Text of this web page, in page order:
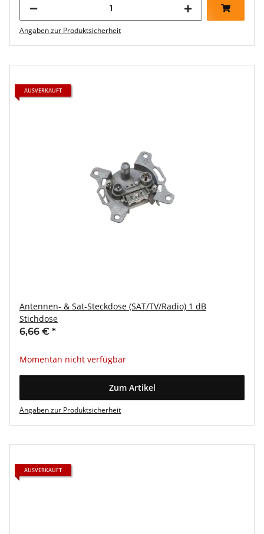
Angaben zur Produktsicherheit
AUSVERKAUFT
Antennen- & Sat-Steckdose (SAT/TV/Radio) 1 dB
Stichdose
6,66 € *
Momentan nicht verfügbar
Zum Artikel
Angaben zur Produktsicherheit
AUSVERKAUFT